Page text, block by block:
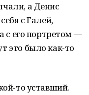
а Денис
с Галей,
с его портретом —
это было как-то
то уставший.